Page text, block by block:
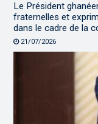
Le Président
fraternelles et
dans le cadre de la
21/07/2026